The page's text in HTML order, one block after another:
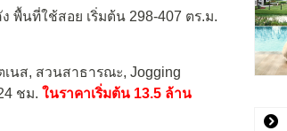
พื้นที่ใช้สอย เริ่มต้น 298-407 ตร.ม.
เนส, สวนสาธารณะ, Jogging
ชม. ในราคาเริ่มต้น 13.5 ล้าน